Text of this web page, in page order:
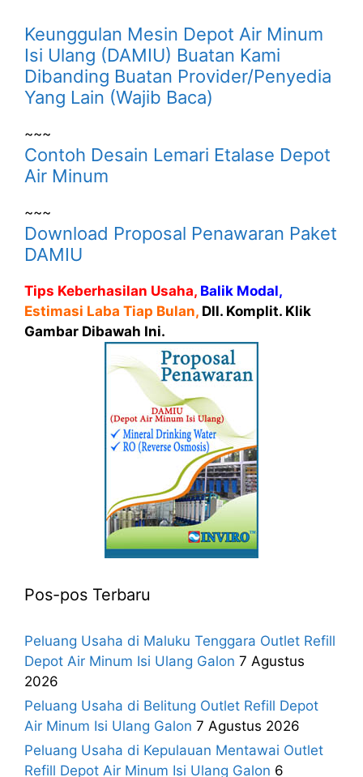
Keunggulan Mesin Depot Air Minum
Isi Ulang (DAMIU) Buatan Kami
Dibanding Buatan Provider/Penyedia
Yang Lain (Wajib Baca)
~~~
Contoh Desain Lemari Etalase Depot
Air Minum
~~~
Download Proposal Penawaran Paket
DAMIU
Tips Keberhasilan Usaha, Balik Modal,
Estimasi Laba Tiap Bulan, Dll. Komplit. Klik
Gambar Dibawah Ini.
Pos-pos Terbaru
Peluang Usaha di Maluku Tenggara Outlet Refill
Depot Air Minum Isi Ulang Galon 7 Agustus
2026
Peluang Usaha di Belitung Outlet Refill Depot
Air Minum Isi Ulang Galon 7 Agustus 2026
Peluang Usaha di Kepulauan Mentawai Outlet
Refill Depot Air Minum Isi Ulang Galon 6